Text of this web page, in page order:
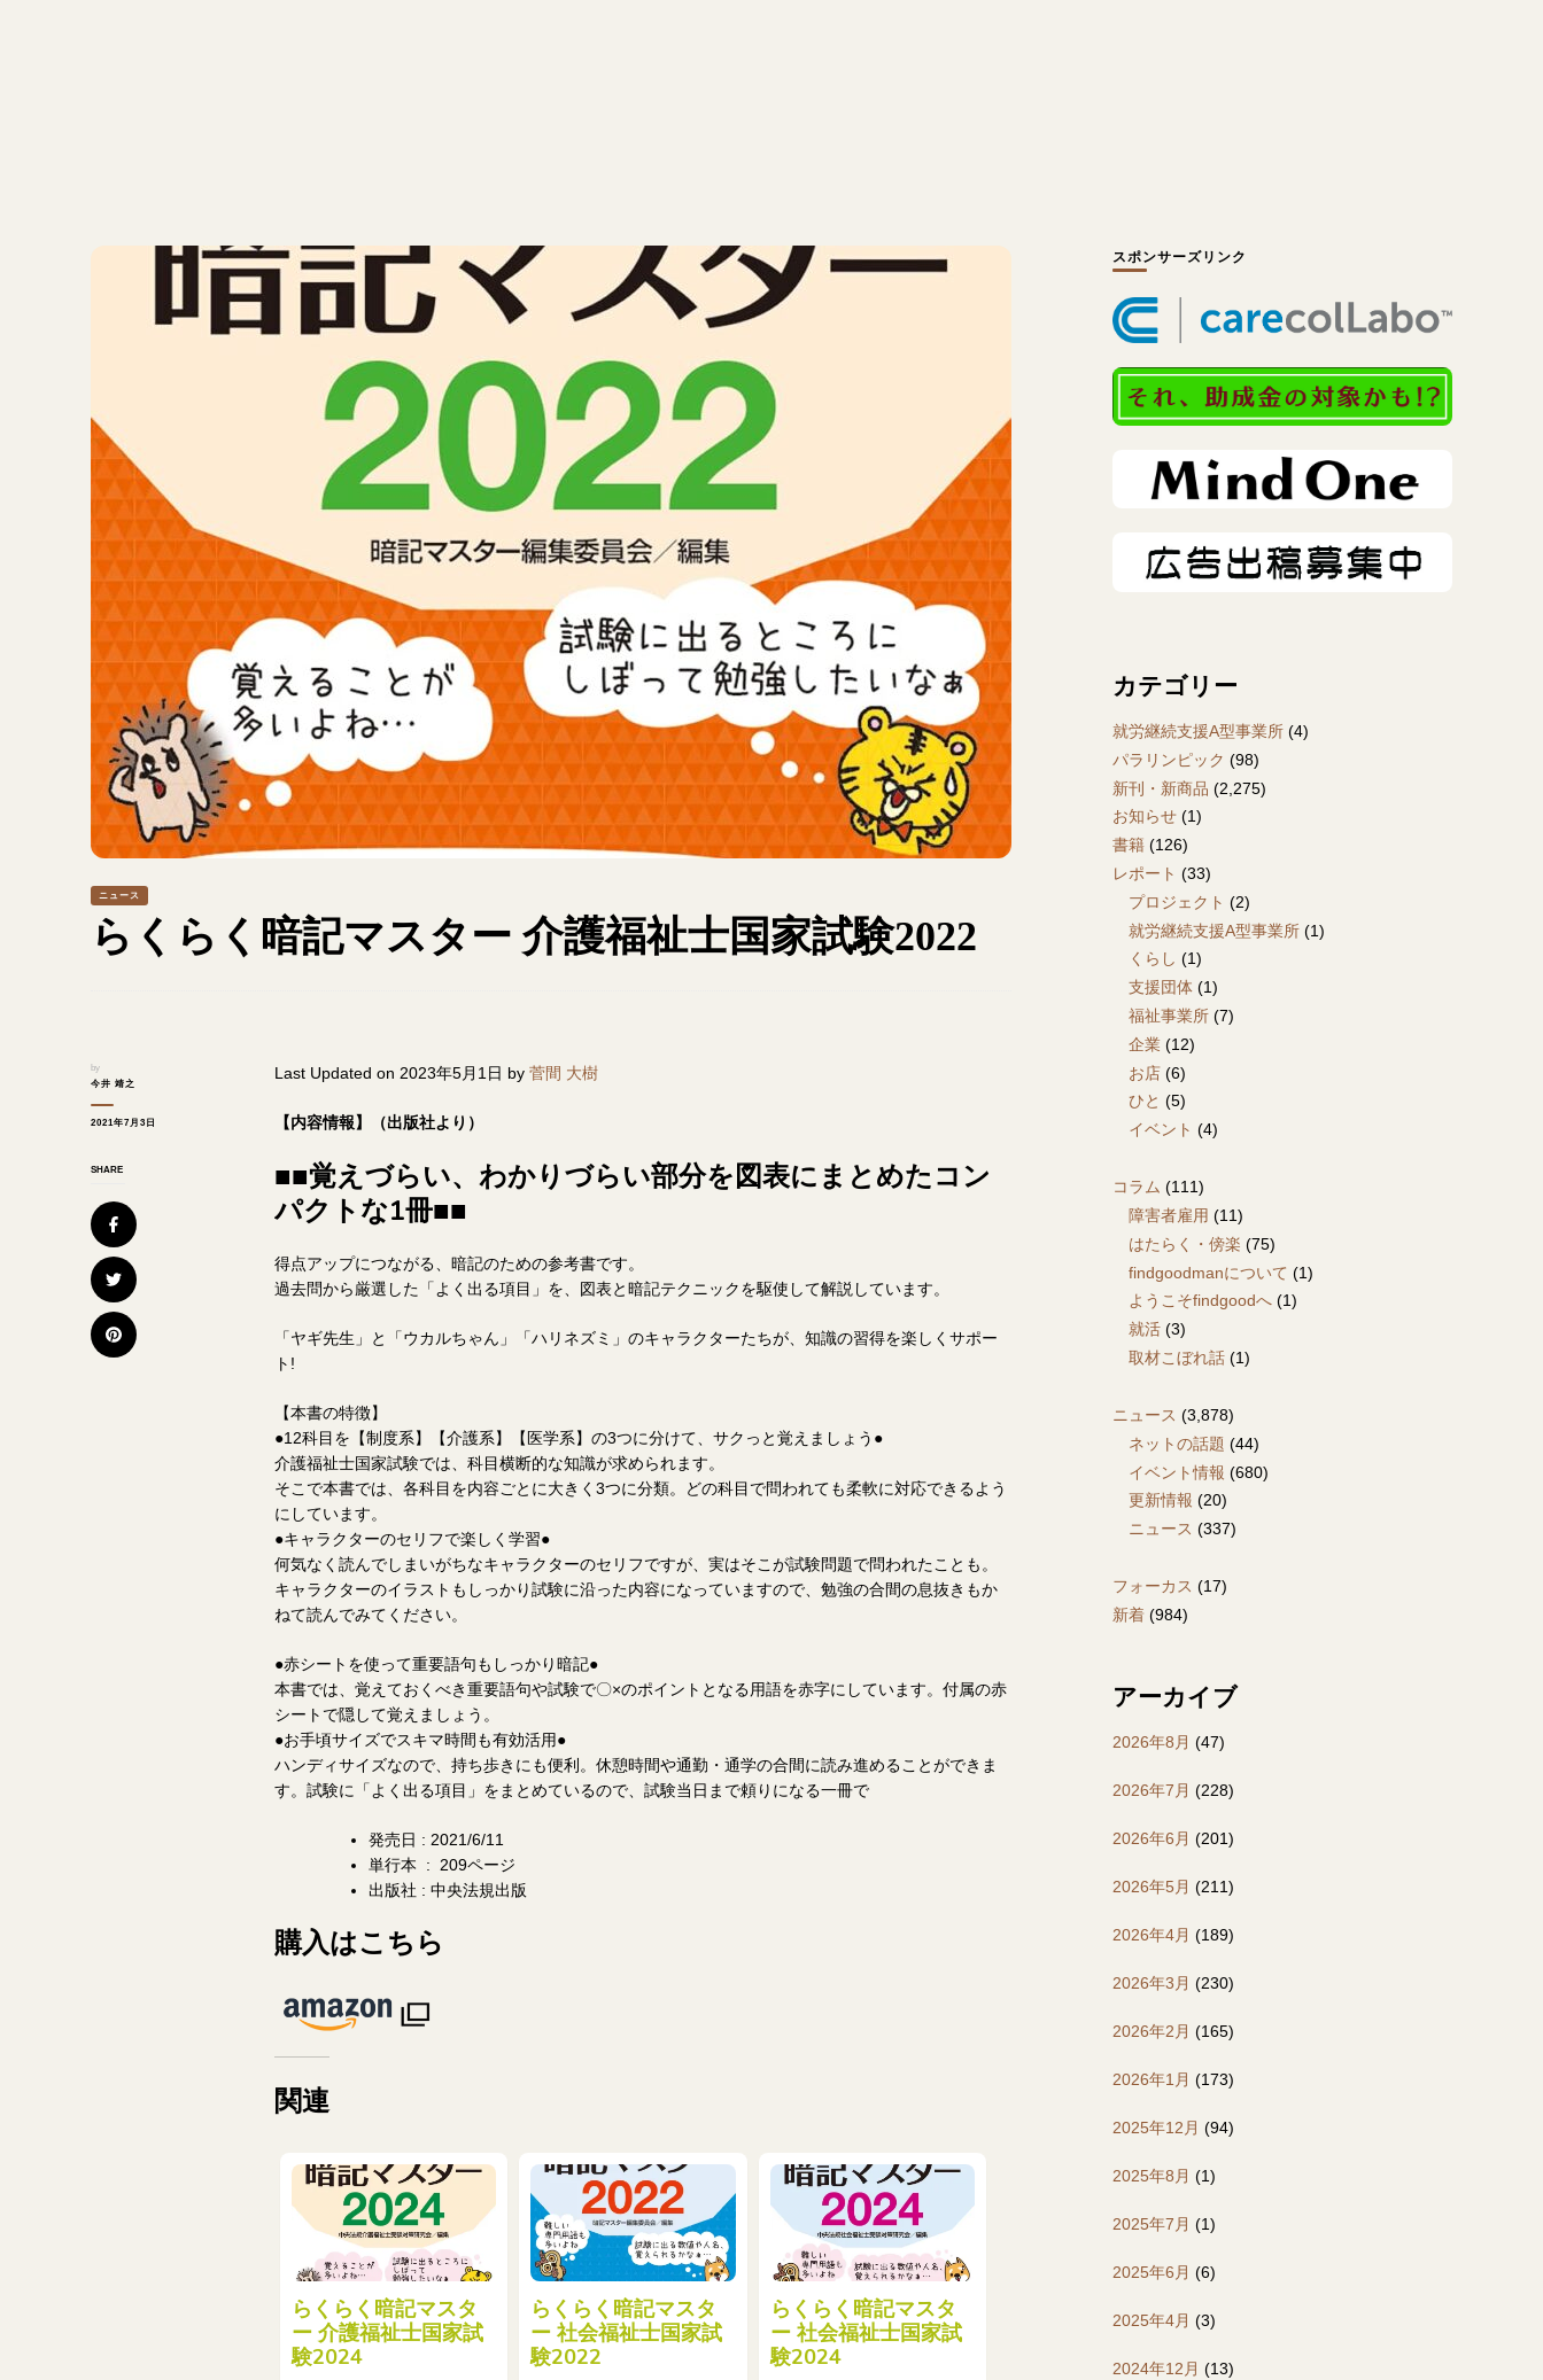
ニュース
らくらく暗記マスター 介護福祉士国家試験2022
by
今井 靖之
2021年7月3日
SHARE
Last Updated on 2023年5月1日 by 菅間 大樹
【内容情報】（出版社より）
■■覚えづらい、わかりづらい部分を図表にまとめたコン
パクトな1冊■■
得点アップにつながる、暗記のための参考書です。
過去問から厳選した「よく出る項目」を、図表と暗記テクニックを駆使して解説しています。
「ヤギ先生」と「ウカルちゃん」「ハリネズミ」のキャラクターたちが、知識の習得を楽しくサポー
ト!
【本書の特徴】
●12科目を【制度系】【介護系】【医学系】の3つに分けて、サクっと覚えましょう●
介護福祉士国家試験では、科目横断的な知識が求められます。
そこで本書では、各科目を内容ごとに大きく3つに分類。どの科目で問われても柔軟に対応できるよう
にしています。
●キャラクターのセリフで楽しく学習●
何気なく読んでしまいがちなキャラクターのセリフですが、実はそこが試験問題で問われたことも。
キャラクターのイラストもしっかり試験に沿った内容になっていますので、勉強の合間の息抜きもか
ねて読んでみてください。
●赤シートを使って重要語句もしっかり暗記●
本書では、覚えておくべき重要語句や試験で〇×のポイントとなる用語を赤字にしています。付属の赤
シートで隠して覚えましょう。
●お手頃サイズでスキマ時間も有効活用●
ハンディサイズなので、持ち歩きにも便利。休憩時間や通勤・通学の合間に読み進めることができま
す。試験に「よく出る項目」をまとめているので、試験当日まで頼りになる一冊で
発売日 : 2021/6/11
単行本 ‏ : ‎ 209ページ
出版社 : 中央法規出版
購入はこちら
関連
らくらく暗記マスタ
ー 介護福祉士国家試
験2024
らくらく暗記マスタ
ー 社会福祉士国家試
験2022
らくらく暗記マスタ
ー 社会福祉士国家試
験2024
スポンサーズリンク
カテゴリー
就労継続支援A型事業所(4)
パラリンピック (98)
新刊・新商品 (2,275)
お知らせ(1)
書籍(126)
レポート (33)
プロジェクト (2)
就労継続支援A型事業所(1)
くらし (1)
支援団体(1)
福祉事業所(7)
企業(12)
お店(6)
ひと (5)
イベント (4)
コラム (111)
障害者雇用 (11)
はたらく・傍楽 (75)
findgoodmanについて (1)
ようこそfindgoodへ(1)
就活(3)
取材こぼれ話(1)
ニュース (3,878)
ネットの話題 (44)
イベント情報 (680)
更新情報 (20)
ニュース (337)
フォーカス (17)
新着(984)
アーカイブ
2026年8月 (47)
2026年7月 (228)
2026年6月 (201)
2026年5月 (211)
2026年4月 (189)
2026年3月 (230)
2026年2月 (165)
2026年1月 (173)
2025年12月 (94)
2025年8月 (1)
2025年7月 (1)
2025年6月 (6)
2025年4月 (3)
2024年12月 (13)